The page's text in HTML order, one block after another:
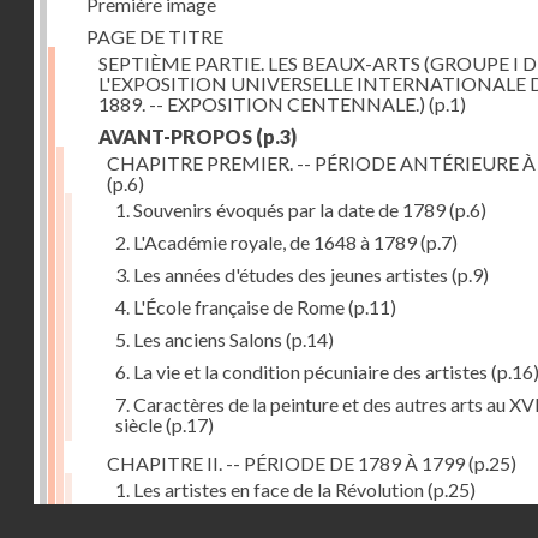
PAGE DE TITRE
SEPTIÈME PARTIE. LES BEAUX-ARTS (GROUPE I
L'EXPOSITION UNIVERSELLE INTERNATIONALE
1889. -- EXPOSITION CENTENNALE.) (p.1)
AVANT-PROPOS (p.3)
CHAPITRE PREMIER. -- PÉRIODE ANTÉRIEURE
(p.6)
1. Souvenirs évoqués par la date de 1789(p.6)
2. L'Académie royale, de 1648 à 1789(p.7)
3. Les années d'études des jeunes artistes (p.9)
4. L'École française de Rome(p.11)
5. Les anciens Salons (p.14)
6. La vie et la condition pécuniaire des artistes (p.16)
7. Caractères de la peinture et des autres arts au
siècle(p.17)
CHAPITRE II. -- PÉRIODE DE 1789 À 1799(p.25)
1. Les artistes en face de la Révolution(p.25)